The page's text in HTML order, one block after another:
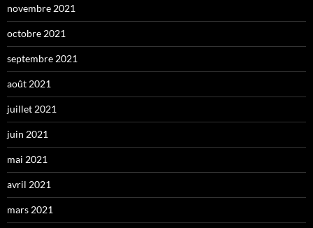
novembre 2021
octobre 2021
septembre 2021
août 2021
juillet 2021
juin 2021
mai 2021
avril 2021
mars 2021